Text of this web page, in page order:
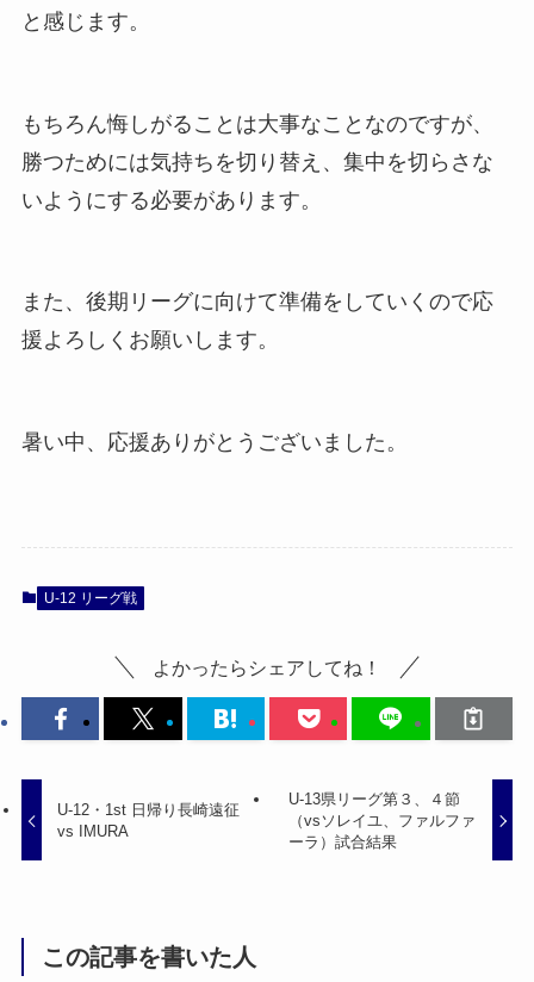
と感じます。
もちろん悔しがることは大事なことなのですが、
勝つためには気持ちを切り替え、集中を切らさな
いようにする必要があります。
また、後期リーグに向けて準備をしていくので応
援よろしくお願いします。
暑い中、応援ありがとうございました。
U-12 リーグ戦
よかったらシェアしてね！
U-12・1st 日帰り長崎遠征
vs IMURA
U-13県リーグ第３、４節
（vsソレイユ、ファルファ
ーラ）試合結果
この記事を書いた人